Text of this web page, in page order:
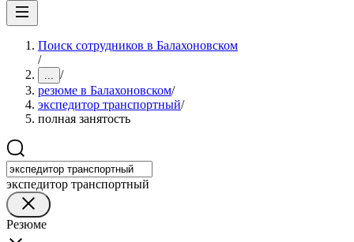
Поиск сотрудников в Балахоновском
/
... /
резюме в Балахоновском/
экспедитор транспортный/
полная занятость
экспедитор транспортный
Резюме